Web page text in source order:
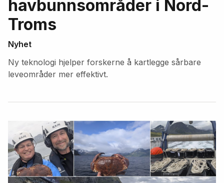
havbunnsområder i Nord-
Troms
Nyhet
Ny teknologi hjelper forskerne å kartlegge sårbare
leveområder mer effektivt.